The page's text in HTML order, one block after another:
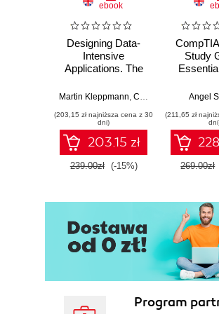
Constants
Enumerated Types
Typedefs
Functions
Example: FirstProgram
Displaying Values on
Line
Compile and Run the
Scope
Example: ShoppingTrip
Compile and Run
Wrap Up
3. Memory and Pointers:
Arrays
ebook
Designing Data-
Intensive
Applications. The
Reliable, Scalable,
Systems. 2nd
Edition
Martin Kleppmann Chris Riccomini
(203,15 zł najniższa cena z 30
dni)
203.15 zł
239.00zł (-15%)
Study
Angel
(211,65 zł
269.00zł
Program